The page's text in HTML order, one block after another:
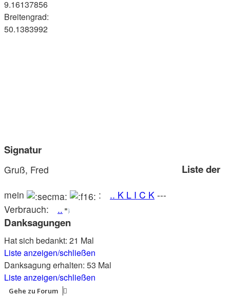
9.16137856
Breitengrad:
50.1383992
Signatur
Gruß, Fred
mein
: .. K L I C K ---
Verbrauch:
..
Liste der
Danksagungen
Hat sich bedankt: 21 Mal
Liste anzeigen/schließen
Danksagung erhalten: 53 Mal
Liste anzeigen/schließen
Gehe zu Forum